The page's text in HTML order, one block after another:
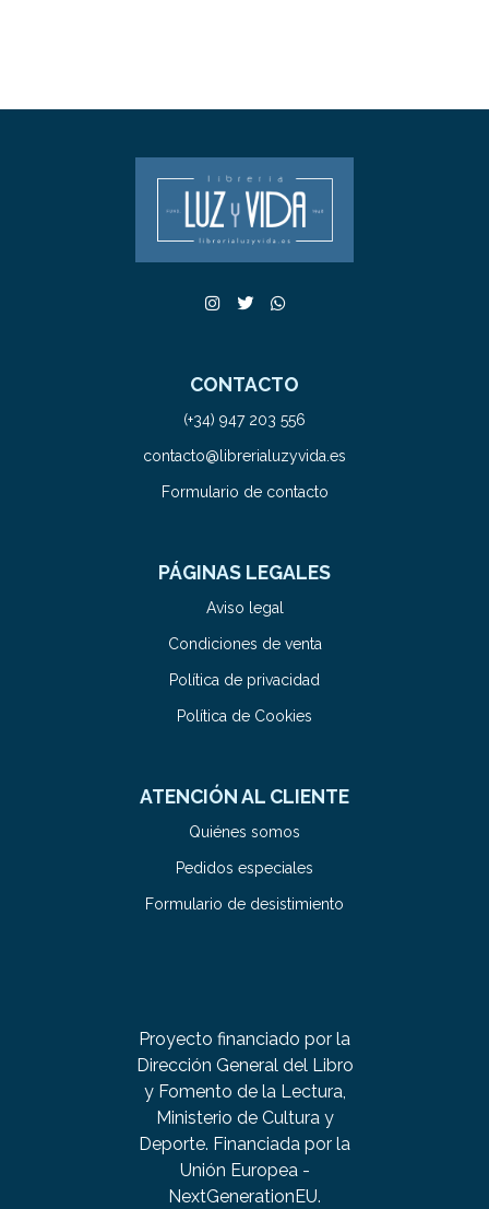
CONTACTO
(+34) 947 203 556
contacto@librerialuzyvida.es
Formulario de contacto
PÁGINAS LEGALES
Aviso legal
Condiciones de venta
Política de privacidad
Política de Cookies
ATENCIÓN AL CLIENTE
Quiénes somos
Pedidos especiales
Formulario de desistimiento
Proyecto financiado por la
Dirección General del Libro
y Fomento de la Lectura,
Ministerio de Cultura y
Deporte. Financiada por la
Unión Europea -
NextGenerationEU.